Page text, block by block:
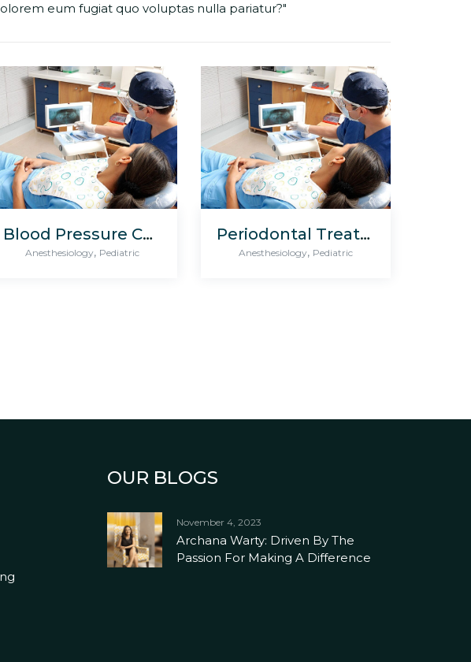
eum fugiat quo voluptas nulla pariatur?"
Blood Pressure Checkup
Anesthesiology, Pediatric
Periodontal Treatment
Anesthesiology, Pediatric
OUR BLOGS
November 4, 2023
Archana Warty: Driven By The
Passion For Making A Difference